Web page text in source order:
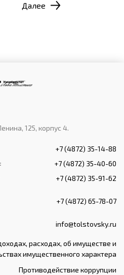
Далее
125, корпус 4.
+7 (4872) 35-14-88
+7 (4872) 35-40-60
+7 (4872) 35-91-62
+7 (4872) 65-78-07
info@tolstovsky.ru
расходах, об имуществе и
имущественного характера
Противодействие коррупции